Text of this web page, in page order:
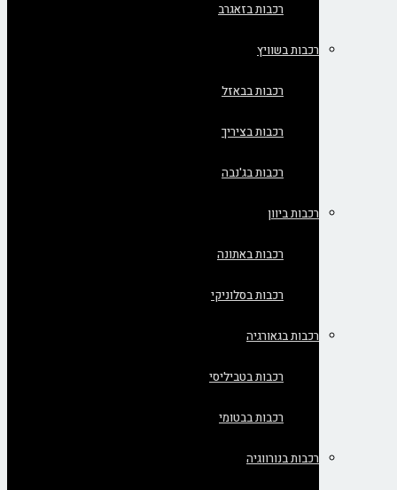
רכבות בזאגרב
רכבות בשוויץ
רכבות בבאזל
רכבות בציריך
רכבות בג'נבה
רכבות ביוון
רכבות באתונה
רכבות בסלוניקי
רכבות בגאורגיה
רכבות בטביליסי
רכבות בבטומי
רכבות בנורווגיה